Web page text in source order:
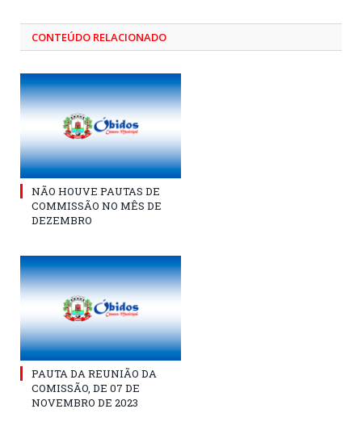
CONTEÚDO RELACIONADO
NÃO HOUVE PAUTAS DE
COMMISSÃO NO MÊS DE
DEZEMBRO
PAUTA DA REUNIÃO DA
COMISSÃO, DE 07 DE
NOVEMBRO DE 2023